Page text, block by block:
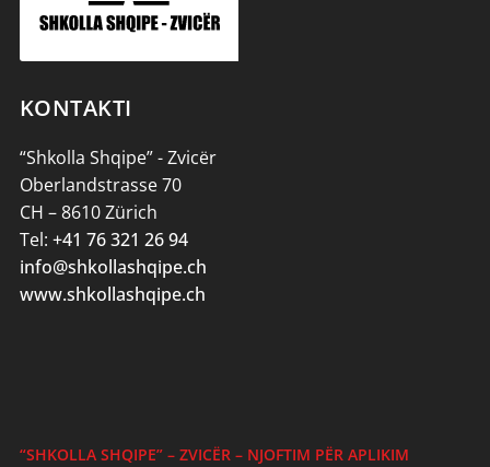
KONTAKTI
“Shkolla Shqipe” - Zvicër
Oberlandstrasse 70
CH – 8610 Zürich
Tel: +41 76 321 26 94
info@shkollashqipe.ch
www.shkollashqipe.ch
“SHKOLLA SHQIPE” – ZVICËR – NJOFTIM PËR APLIKIM